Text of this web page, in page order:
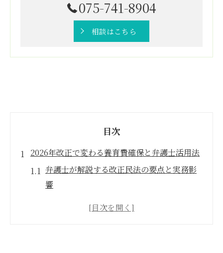
075-741-8904
相談はこちら
目次
2026年改正で変わる養育費確保と弁護士活用法
弁護士が解説する改正民法の要点と実務影
響
法定養育費制度の新設で何が変わるのか